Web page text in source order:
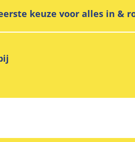
keuze voor alles in &